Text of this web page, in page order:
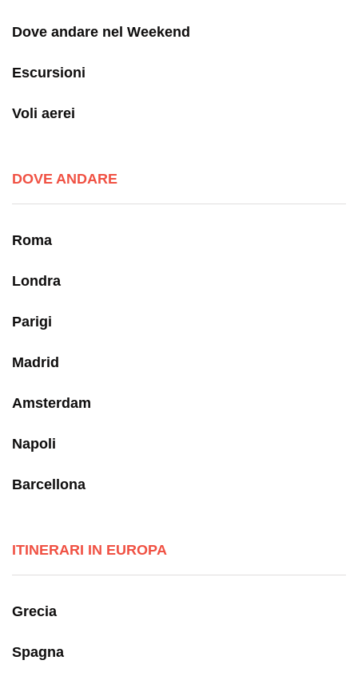
Dove andare nel Weekend
Escursioni
Voli aerei
DOVE ANDARE
Roma
Londra
Parigi
Madrid
Amsterdam
Napoli
Barcellona
ITINERARI IN EUROPA
Grecia
Spagna